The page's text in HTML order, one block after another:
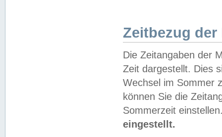
Zeitbezug der
Die Zeitangaben der
Zeit dargestellt. Dies
Wechsel im Sommer
können Sie die
Sommerzeit
eingestellt.